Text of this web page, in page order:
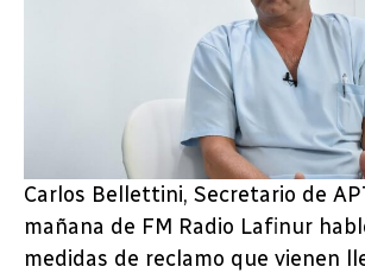
Carlos Bellettini, Secretario de
mañana de FM Radio Lafinur
medidas de reclamo que vienen